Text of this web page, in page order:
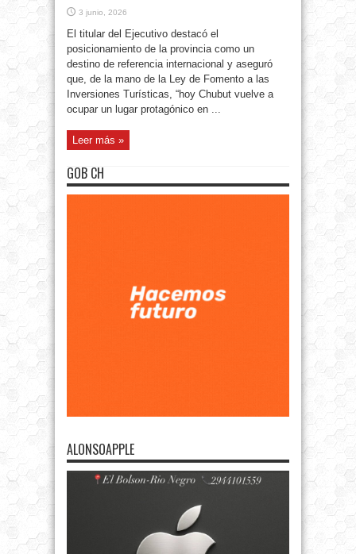
3 junio, 2026
El titular del Ejecutivo destacó el
posicionamiento de la provincia como un
destino de referencia internacional y aseguró
que, de la mano de la Ley de Fomento a las
Inversiones Turísticas, “hoy Chubut vuelve a
ocupar un lugar protagónico en ...
Leer más »
GOB CH
ALONSOAPPLE